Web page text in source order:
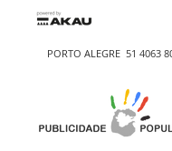
PORTO ALEGRE 51 4063